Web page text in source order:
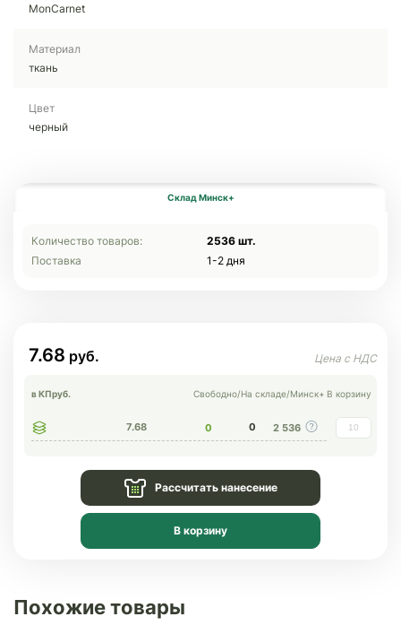
MonCarnet
Материал
ткань
Цвет
черный
Склад Минск+
Количество товаров:
2536 шт.
Поставка
1-2 дня
7.68
в КПруб. Свободно/На складе/Минск+ В корзину
7.68 0 0 2 536
Рассчитать нанесение
В корзину
Похожие товары